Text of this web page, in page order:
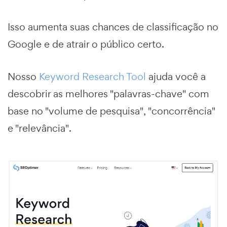
Isso aumenta suas chances de classificação no
Google e de atrair o público certo.
Nosso Keyword Research Tool ajuda você a
descobrir as melhores "palavras-chave" com
base no "volume de pesquisa", "concorrência"
e "relevância".